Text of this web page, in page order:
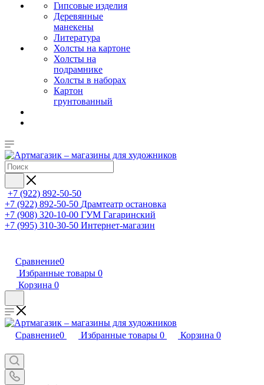
Гипсовые изделия
Деревянные
манекены
Литература
Холсты на картоне
Холсты на
подрамнике
Холсты в наборах
Картон
грунтованный
+7 (922) 892-50-50
+7 (922) 892-50-50 Драмтеатр остановка
+7 (908) 320-10-00 ГУМ Гагаринский
+7 (995) 310-30-50 Интернет-магазин
Сравнение0
Избранные товары 0
Корзина 0
Сравнение0 Избранные товары 0 Корзина 0